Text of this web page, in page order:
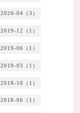
2020-04（3）
2019-12（1）
2019-06（1）
2019-03（1）
2018-10（1）
2018-06（1）